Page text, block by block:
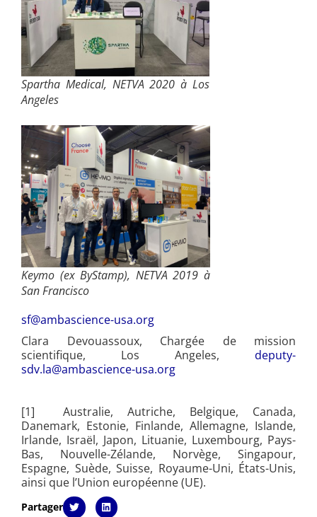
Spartha Medical, NETVA 2020 à Los
Angeles
Keymo (ex ByStamp), NETVA 2019 à
San Francisco
sf@ambascience-usa.org
Clara Devouassoux, Chargée de mission
scientifique, Los Angeles, deputy-
sdv.la@ambascience-usa.org
[1]
Australie, Autriche, Belgique, Canada,
Danemark, Estonie, Finlande, Allemagne, Islande,
Irlande, Israël, Japon, Lituanie, Luxembourg, Pays-
Bas, Nouvelle-Zélande, Norvège, Singapour,
Espagne, Suède, Suisse, Royaume-Uni, États-Unis,
ainsi que l’Union européenne (UE).
Partager